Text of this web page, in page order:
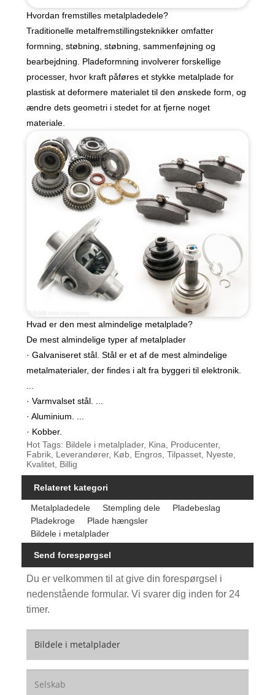
Hvordan fremstilles metalpladedele?
Traditionelle metalfremstillingsteknikker omfatter
formning, støbning, støbning, sammenføjning og
bearbejdning. Pladeformning involverer forskellige
processer, hvor kraft påføres et stykke metalplade for
plastisk at deformere materialet til den ønskede form, og
ændre dets geometri i stedet for at fjerne noget
materiale.
Hvad er den mest almindelige metalplade?
De mest almindelige typer af metalplader
· Galvaniseret stål. Stål er et af de mest almindelige
metalmaterialer, der findes i alt fra byggeri til elektronik.
· Varmvalset stål. ...
· Aluminium. ...
· Kobber.
Hot Tags: Bildele i metalplader, Kina, Producenter,
Fabrik, Leverandører, Køb, Engros, Tilpasset, Nyeste,
Kvalitet, Billig
Relateret kategori
Metalpladedele Stempling dele
Pladebeslag
Pladekroge
Plade hængsler
Bildele i metalplader
Send forespørgsel
Du er velkommen til at give din forespørgsel i
nedenstående formular. Vi svarer dig inden for 24
timer.